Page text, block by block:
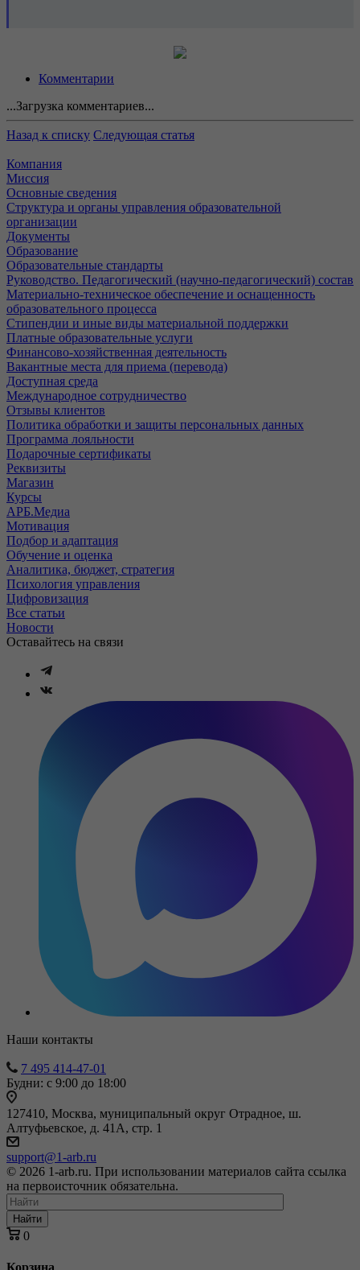
Комментарии
...Загрузка комментариев...
Назад к списку Следующая статья
Компания
Миссия
Основные сведения
Структура и органы управления образовательной
организации
Документы
Образование
Образовательные стандарты
Руководство. Педагогический (научно-педагогический) состав
Материально-техническое обеспечение и оснащенность
образовательного процесса
Стипендии и иные виды материальной поддержки
Платные образовательные услуги
Финансово-хозяйственная деятельность
Вакантные места для приема (перевода)
Доступная среда
Международное сотрудничество
Отзывы клиентов
Политика обработки и защиты персональных данных
Программа лояльности
Подарочные сертификаты
Реквизиты
Магазин
Курсы
АРБ.Медиа
Мотивация
Подбор и адаптация
Обучение и оценка
Аналитика, бюджет, стратегия
Психология управления
Цифровизация
Все статьи
Новости
Оставайтесь на связи
Наши контакты
7 495 414-47-01
Будни: с 9:00 до 18:00
127410, Москва, муниципальный округ Отрадное, ш.
Алтуфьевское, д. 41А, стр. 1
support@1-arb.ru
© 2026 1-arb.ru. При использовании материалов сайта ссылка
на первоисточник обязательна.
Найти
0